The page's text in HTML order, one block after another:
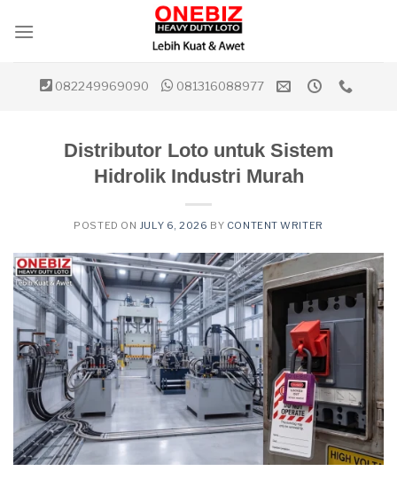
082249969090 081316088977
Distributor Loto untuk Sistem
Hidrolik Industri Murah
POSTED ON JULY 6, 2026 BY CONTENT WRITER